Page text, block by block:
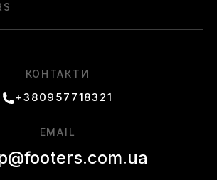
КОНТАКТИ
+380957718321
EMAIL